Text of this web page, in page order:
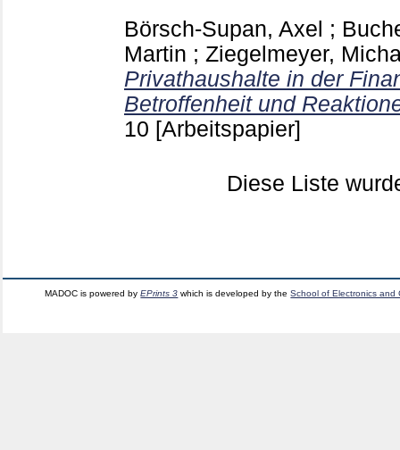
Börsch-Supan, Axel ;
Martin ; Ziegelmeyer,
Privathaushalte in der
Betroffenheit und
10 [Arbeitspapier]
Diese Liste
MADOC is powered byEPrints 3 which is developed by theSchool of Electronics and